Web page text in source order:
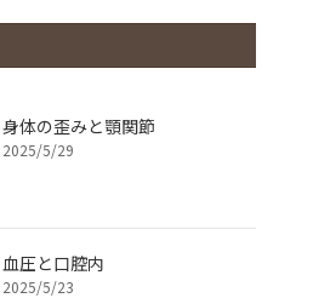
身体の歪みと顎関節
2025/5/29
血圧と口腔内
2025/5/23